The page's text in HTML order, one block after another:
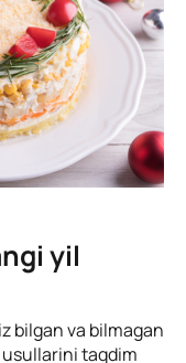
yil
bilgan va bilmagan
taqdim